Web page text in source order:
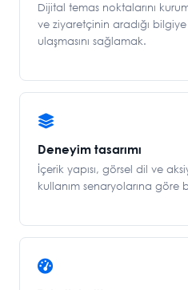
Dijital temas noktalarını
ve ziyaretçinin aradığı
ulaşmasını sağlamak.
Deneyim tasarımı
İçerik yapısı, görsel dil ve
kullanım senaryolarına göre